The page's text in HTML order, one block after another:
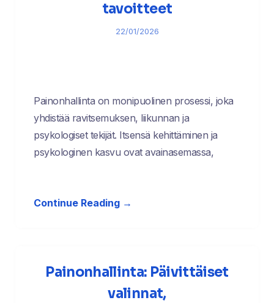
tavoitteet
22/01/2026
Painonhallinta on monipuolinen prosessi, joka
yhdistää ravitsemuksen, liikunnan ja
psykologiset tekijät. Itsensä kehittäminen ja
psykologinen kasvu ovat avainasemassa,
Continue Reading →
Painonhallinta: Päivittäiset
valinnat,